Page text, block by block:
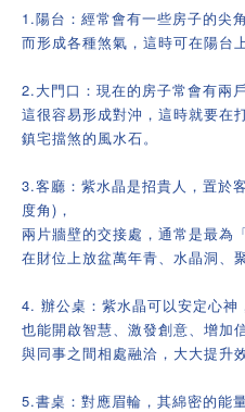
1.陽台：經常會有一些房子的尖
而形成各種煞氣，這時可在陽台
2.大門口：現在的房子常會有兩
這很容易形成對沖，這時就要在
鎮宅擋煞的風水石。
3.客廳：紫水晶是招貴人，置於
度角)，
兩片牆壁的交接處，通常是最為
在財位上放盆萬年青、水晶洞、
4. 辦公桌：紫水晶可以安定心神
也能開啟智慧、激發創意、增加
與同事之間相處融洽，大大提升效
5.書桌：對應眉輪，其綿密的能